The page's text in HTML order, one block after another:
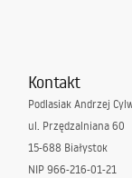
Kontakt
Podlasiak Andrzej
ul. Przędzalniana 60
15-688 Białystok
NIP 966-216-01-21